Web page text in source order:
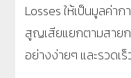
Losses ให้เป็นมูลค่า
สูญเสียแยกตามสาย
อย่างง่ายๆ และรวดเ